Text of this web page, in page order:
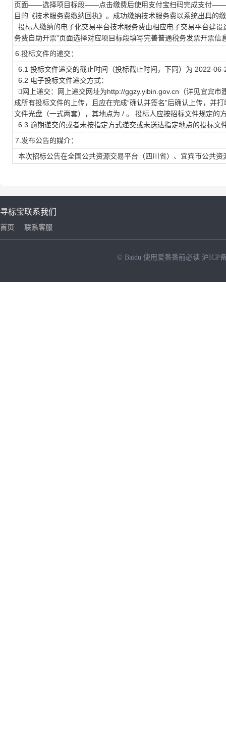
页面——选择项目标段——点击缴费后使用支付宝扫码完成支付——
目的《技术服务费缴纳回执》。成功缴纳技术服务费以系统出具的
投标人缴纳的电子化交易平台技术服务费由相应电子交易平台建
务费自助开票”页面选择对应项目标段填写完善普通税务发票开票信
6.投标文件的递交：
6.1 投标文件递交的截止时间（投标截止时间，下同）为 2022-
6.2 电子投标文件递交方式：
网上递交：网上递交网址为http://ggzy.yibin.gov.cn（详见宜宾
成所有投标文件的上传，且应在完成“确认并签名”后确认上传，并
文件光盘（一式两套），其地点为 / 。 投标人应按招标文件规定的
6.3 逾期递交的或者未按指定方式递交或未送达指定地点的投标文
7.发布公告的媒介：
本次招标公告在全国公共资源交易平台（四川省）、宜宾市公共
寻标宝
首页
联系我们
联系客服
© Baidu 使用爱番番前必读 沪ICP